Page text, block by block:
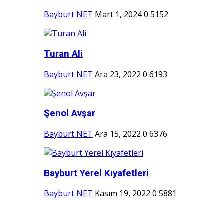
Bayburt NET Mart 1, 20240 5152
Turan Ali
Bayburt NET Ara 23, 2022 0 6193
Şenol Avşar
Bayburt NET Ara 15, 2022 0 6376
Bayburt Yerel Kıyafetleri
Bayburt NET Kasım 19, 2022 0 5881